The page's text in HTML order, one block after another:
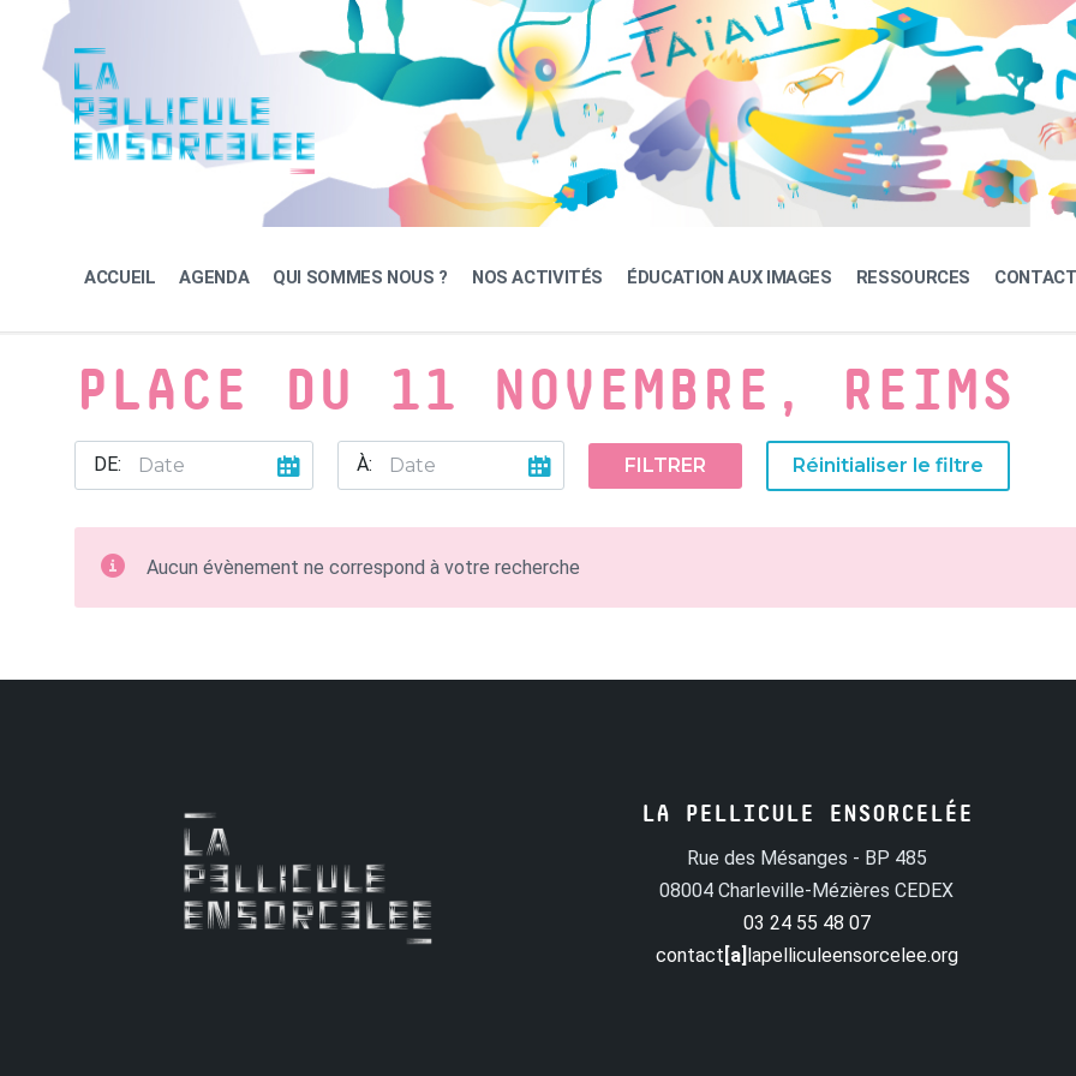
content
navigation
footer
ACCUEIL AGENDA QUI SOMMES NOUS ? NOS ACTIVITÉS ÉDUCATION AUX IMAGES RESSOURCES
PLACE DU 11 NOVEMBRE, REIMS
DE: À: FILTRER Réinitialiser le filtre
Aucun évènement ne correspond à votre recherche
LA PELLICULE ENSORCELÉE
Rue des Mésanges - BP 485
08004 Charleville-Mézières CEDEX
03 24 55 48 07
contact [a] lapelliculeensorcelee.org